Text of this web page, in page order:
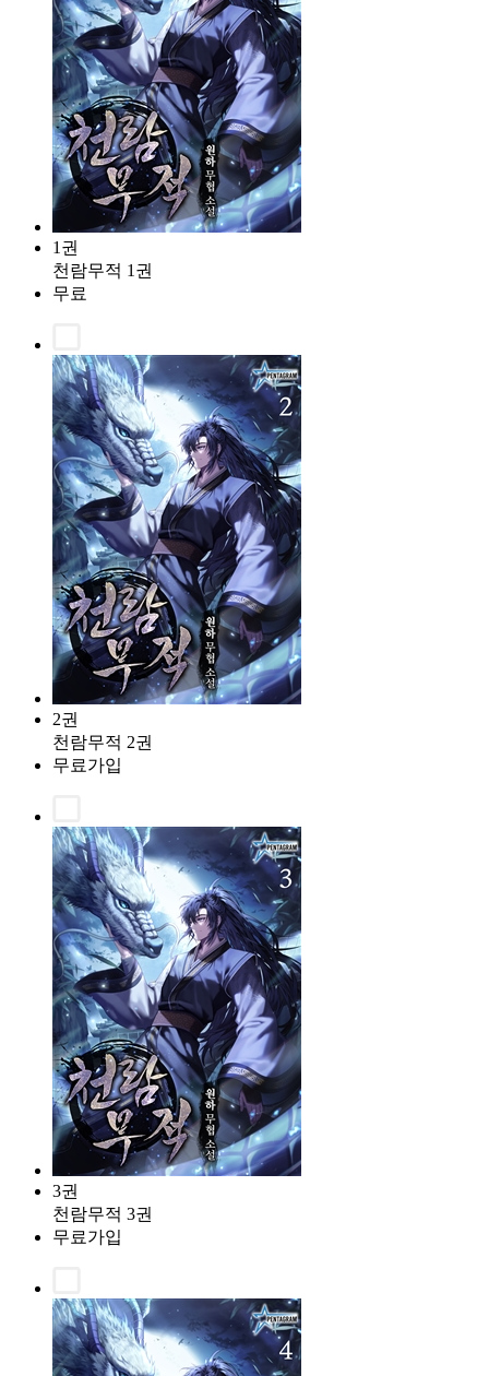
1권
천람무적 1권
무료
2권
천람무적 2권
무료가입
3권
천람무적 3권
무료가입